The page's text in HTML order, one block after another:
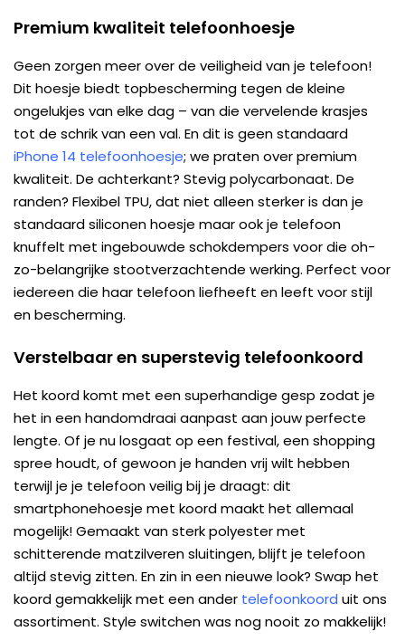
Premium kwaliteit telefoonhoesje
Geen zorgen meer over de veiligheid van je telefoon!
Dit hoesje biedt topbescherming tegen de kleine
ongelukjes van elke dag – van die vervelende krasjes
tot de schrik van een val. En dit is geen standaard
iPhone 14 telefoonhoesje; we praten over premium
kwaliteit. De achterkant? Stevig polycarbonaat. De
randen? Flexibel TPU, dat niet alleen sterker is dan je
standaard siliconen hoesje maar ook je telefoon
knuffelt met ingebouwde schokdempers voor die oh-
zo-belangrijke stootverzachtende werking. Perfect voor
iedereen die haar telefoon liefheeft en leeft voor stijl
en bescherming.
Verstelbaar en superstevig telefoonkoord
Het koord komt met een superhandige gesp zodat je
het in een handomdraai aanpast aan jouw perfecte
lengte. Of je nu losgaat op een festival, een shopping
spree houdt, of gewoon je handen vrij wilt hebben
terwijl je je telefoon veilig bij je draagt: dit
smartphonehoesje met koord maakt het allemaal
mogelijk! Gemaakt van sterk polyester met
schitterende matzilveren sluitingen, blijft je telefoon
altijd stevig zitten. En zin in een nieuwe look? Swap het
koord gemakkelijk met een ander telefoonkoord uit ons
assortiment. Style switchen was nog nooit zo makkelijk!